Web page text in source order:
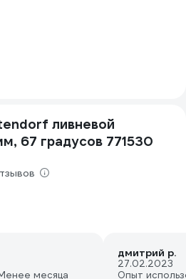
ливневой
67 градусов 771530
месяца
дмитрий р.
27.02.2023
Опыт